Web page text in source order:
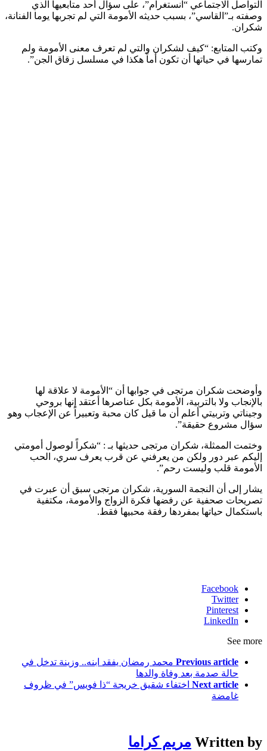
التواصل الاجتماعي “انستغرام”، على سؤال أحد متابعيها الذي
وصفته بـ”القاسي”، بسبب حديثه الأمومة التي لم تجربها يوما الفنانة،
شكران.
وكتب المتابع: “كيف لشكران والتي لم تعرف معنى الأمومة ولم
تمارسها في حياتها أن تكون أماً هكذا في مسلسل زقاق الجن”.
وأوضحت شكران مرتجى في جوابها أن “الأمومة لا علاقة لها
بالإنجاب ولا بالتربية، الأمومة بكل عناصرها أعتقد إنها بروحي
وجيناتي وتربيتي أعلم أن ما قيل كان محبة وتعبيراً عن الإعجاب وهو
سؤال مشروع حقيقة”.
وختمت الممثلة، شكران مرتجى حديثها بـ : “شكراً لوصول أمومتي
إليكم عبر دور ولكن من يعرفني عن قرب يعرف سري، الحب
الأمومة قلب وليست رحم”.
يشار إلى أن النجمة السورية، شكران مرتجى سبق أن عبرت في
تصريحات صحفية عن رفضها فكرة الزواج والأمومة، مكتفية
باستكمال حياتها بمفردها رفقة محبيها فقط.
Facebook
Twitter
Pinterest
LinkedIn
See more
Previous article محمد رمضان يفقد ابنه.. وزينة تدخل في
حالة صدمة بعد وفاة والدها
Next article اختفاء شقيق خريجة “ذا فويس” في ظروف
غامضة
Written by مريم كراما